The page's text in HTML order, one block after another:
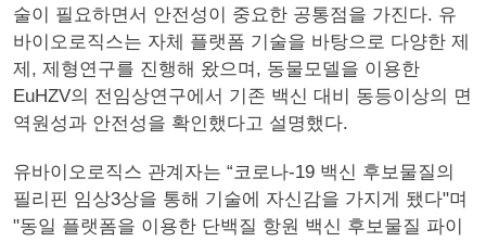
술이 필요하면서 안전성이 중요한 공통점을 가진다. 유
바이오로직스는 자체 플랫폼 기술을 바탕으로 다양한 제
제, 제형연구를 진행해 왔으며, 동물모델을 이용한
EuHZV의 전임상연구에서 기존 백신 대비 동등이상의 면
역원성과 안전성을 확인했다고 설명했다.
유바이오로직스 관계자는 “코로나-19 백신 후보물질의
필리핀 임상3상을 통해 기술에 자신감을 가지게 됐다"며
"동일 플랫폼을 이용한 단백질 항원 백신 후보물질 파이